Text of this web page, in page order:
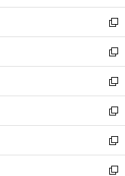
開
く
ウ
で
開
く
ン
ド
ウ
で
開
く
新
し
い
ウ
ィ
ン
ド
ウ
で
開
く
新
し
い
ウ
ィ
ン
ド
ウ
で
新
し
い
ウ
ィ
ン
ド
新
し
い
ウ
ィ
新
し
い
新